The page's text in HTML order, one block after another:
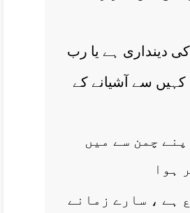
دينداری ہے يا رب
کہيں سے آشيانے کے
چمن سے ميں
ہوا
ہے ، سارے زمانے